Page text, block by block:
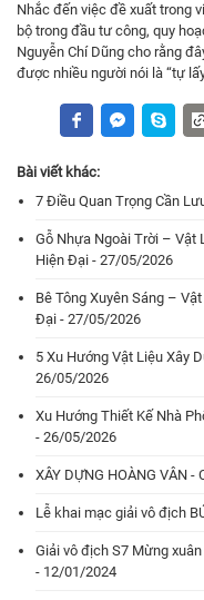
Nhắc đến việc đề xuất trong
bộ trong đầu tư công, quy
Nguyễn Chí Dũng cho rằng
được nhiều người nói là “tự
Bài viết khác:
7 Điều Quan Trọng Cần
Gỗ Nhựa Ngoài Trời – Vật
Hiện Đại - 27/05/2026
Bê Tông Xuyên Sáng –
Đại - 27/05/2026
5 Xu Hướng Vật Liệu Xây
26/05/2026
Xu Hướng Thiết Kế Nhà
- 26/05/2026
XÂY DỰNG HOÀNG VÂN
Lễ khai mạc giải vô địch
Giải vô địch S7 Mừng
- 12/01/2024